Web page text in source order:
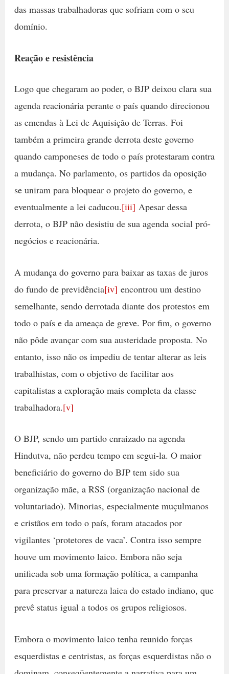
das massas trabalhadoras que sofriam com o seu
domínio.
Reação e resistência
Logo que chegaram ao poder, o BJP deixou clara sua
agenda reacionária perante o país quando direcionou
as emendas à Lei de Aquisição de Terras. Foi
também a primeira grande derrota deste governo
quando camponeses de todo o país protestaram contra
a mudança. No parlamento, os partidos da oposição
se uniram para bloquear o projeto do governo, e
eventualmente a lei caducou.[iii] Apesar dessa
derrota, o BJP não desistiu de sua agenda social pró-
negócios e reacionária.
A mudança do governo para baixar as taxas de juros
do fundo de previdência[iv] encontrou um destino
semelhante, sendo derrotada diante dos protestos em
todo o país e da ameaça de greve. Por fim, o governo
não pôde avançar com sua austeridade proposta. No
entanto, isso não os impediu de tentar alterar as leis
trabalhistas, com o objetivo de facilitar aos
capitalistas a exploração mais completa da classe
trabalhadora.[v]
O BJP, sendo um partido enraizado na agenda
Hindutva, não perdeu tempo em segui-la. O maior
beneficiário do governo do BJP tem sido sua
organização mãe, a RSS (organização nacional de
voluntariado). Minorias, especialmente muçulmanos
e cristãos em todo o país, foram atacados por
vigilantes ‘protetores de vaca’. Contra isso sempre
houve um movimento laico. Embora não seja
unificada sob uma formação política, a campanha
para preservar a natureza laica do estado indiano, que
prevê status igual a todos os grupos religiosos.
Embora o movimento laico tenha reunido forças
esquerdistas e centristas, as forças esquerdistas não o